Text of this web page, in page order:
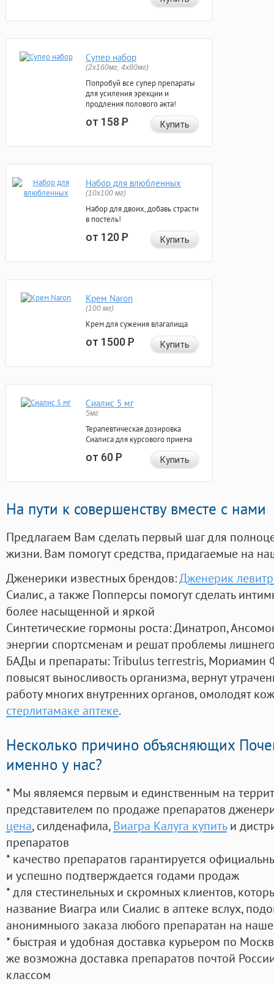
Супер набор
(2х160мг, 4х80мг)
Попробуй все супер препараты
для усиления эрекции и
продления полового акта!
от 158Р Купить
Набор для влюбленных
(10х100 мг)
Набор для двоих, добавь страсти
в постель!
от 120Р Купить
Крем Naron
(100 мг)
Крем для сужения влагалища
от 1500Р Купить
Сиалис 5 мг
5мг
Терапевтическая дозировка
Сиалиса для курсового приема
от 60Р Купить
На пути к совершенству вместе с нами
Предлагаем Вам сделать первый шаг для
жизни. Вам помогут средства, придагаемые на
Дженерики известных брендов:Дженерик
Сиалис, а также Попперсы помогут сделать
более насыщенной и яркой
Синтетические гормоны роста: Динатроп,
энергии спортсменам и решат проблемы
БАДы и препараты:Tribulus terrestris, Мориамин
повысят выносливость организма, вернут
работу многих внутренних органов, омолодят
стерлитамаке аптеке.
Несколько причино объясняющих
именно у нас?
* Мы являемся первым и единственным на
представителем по продаже препаратов
цена, силденафила, Виагра Калуга купитьи
препаратов
* качество препаратов гарантируется
и успешно подтверждается годами продаж
* для стестинельных и скромных клиентов,
название Виагра или Сиалис в аптеке вслух,
анонимныого заказа любого препаратан на
* быстрая и удобная доставка курьером по
же возможна доставка препаратов почтой
классом